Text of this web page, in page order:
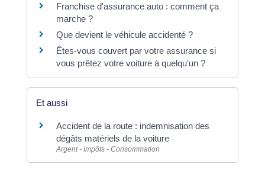
Franchise d'assurance auto : comment ça
marche ?
Que devient le véhicule accidenté ?
Êtes-vous couvert par votre assurance si
vous prêtez votre voiture à quelqu'un ?
Et aussi
Accident de la route : indemnisation des
dégâts matériels de la voiture
Argent - Impôts - Consommation